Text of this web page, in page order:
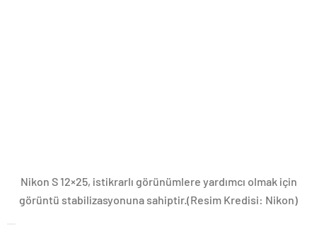
Nikon S 12×25, istikrarlı görünümlere yardımcı olmak için
görüntü stabilizasyonuna sahiptir.(Resim Kredisi: Nikon)